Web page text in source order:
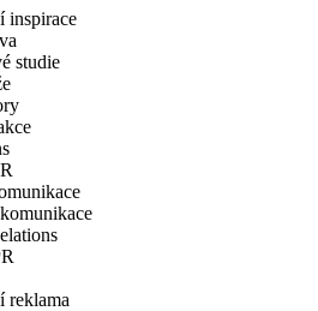
inspirace
studie
reklama